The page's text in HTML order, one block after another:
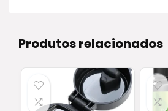
Produtos relacionados